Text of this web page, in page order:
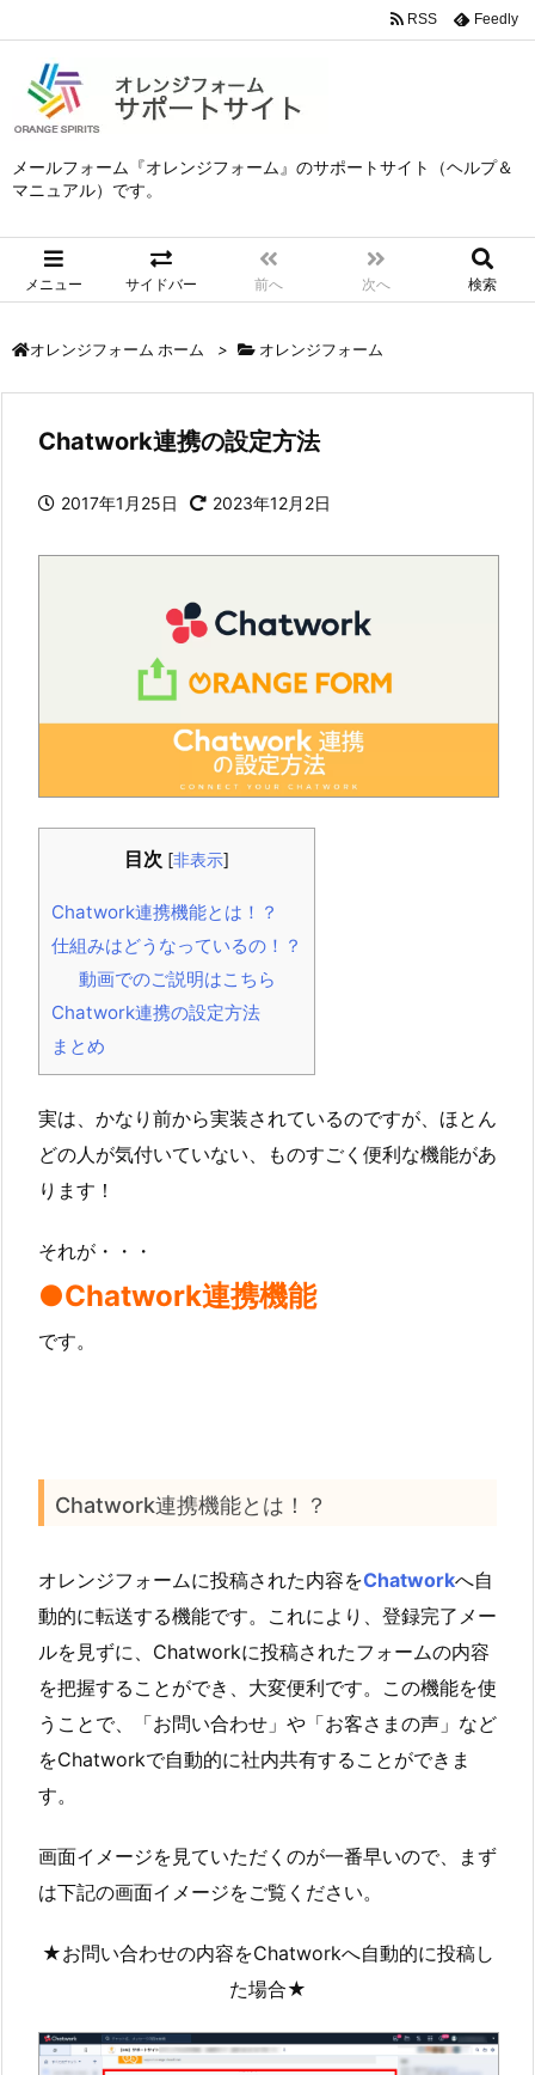
メールフォーム『オレンジフォーム』のサポートサイト（ヘルプ＆
マニュアル）です。
メニュー サイドバー 前へ 次へ 検索
RSS Feedly
オレンジフォーム ホーム > オレンジフォーム
Chatwork連携の設定方法
2017年1月25日 2023年12月2日
目次 [非表示]
Chatwork連携機能とは！？
仕組みはどうなっているの！？
動画でのご説明はこちら
Chatwork連携の設定方法
まとめ
実は、かなり前から実装されているのですが、ほとん
どの人が気付いていない、ものすごく便利な機能があ
ります！
それが・・・
●Chatwork連携機能
です。
Chatwork連携機能とは！？
オレンジフォームに投稿された内容をChatworkへ自
動的に転送する機能です。これにより、登録完了メー
ルを見ずに、Chatworkに投稿されたフォームの内容
を把握することができ、大変便利です。この機能を使
うことで、「お問い合わせ」や「お客さまの声」など
をChatworkで自動的に社内共有することができま
す。
画面イメージを見ていただくのが一番早いので、まず
は下記の画面イメージをご覧ください。
★お問い合わせの内容をChatworkへ自動的に投稿し
た場合★